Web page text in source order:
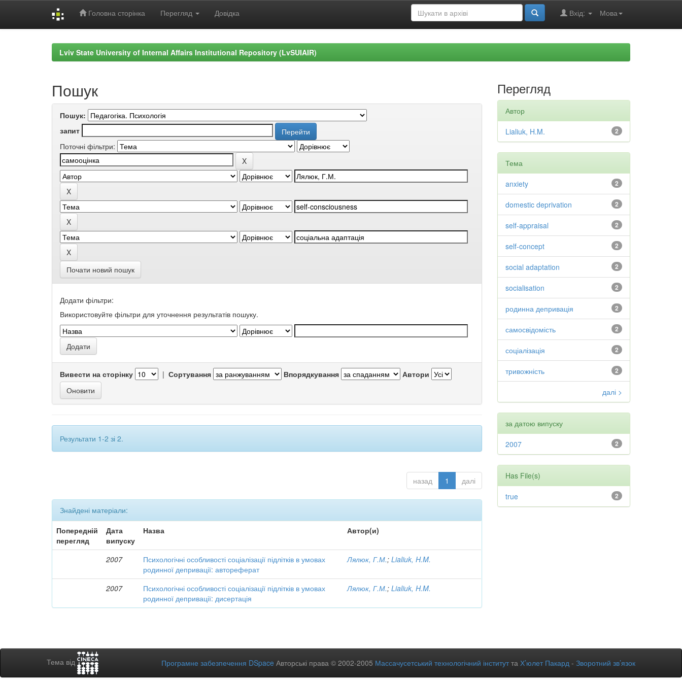
Головна сторінка Перегляд Довідка Мова
Вхід:
Lviv State University of Internal Affairs Institutional Repository (LvSUIAIR)
Пошук
Пошук:
запит
Поточні фільтри:
Почати новий пошук
Додати фільтри:
Використовуйте фільтри для уточнення результатів пошуку.
Вивести на сторінку | Сортування Впорядкування Автори
Результати 1-2 зі 2.
назад 1 далі
Знайдені матеріали:
Попередній
перегляд
Дата
випуску
Назва Автор(и)
2007
Психологічні особливості соціалізації підлітків в умовах
родинної депривації: автореферат
Лялюк, Г.М.;Lialiuk, H.M.
2007
Психологічні особливості соціалізації підлітків в умовах
родинної депривації: дисертація
Лялюк, Г.М.;Lialiuk, H.M.
Перегляд
Автор
2
Lialiuk, H.M.
Тема
2
anxiety
2
domestic deprivation
2
self-appraisal
2
self-concept
2
social adaptation
2
socialisation
2
родинна депривація
2
самосвідомість
2
соціалізація
2
тривожність
далі >
за датою випуску
2
2007
Has File(s)
2
true
Тема від Програмне забезпечення DSpace Авторські права © 2002-2005 Массачусетський технологічний інститутта Х’юлет Пакард - Зворотний зв’язок